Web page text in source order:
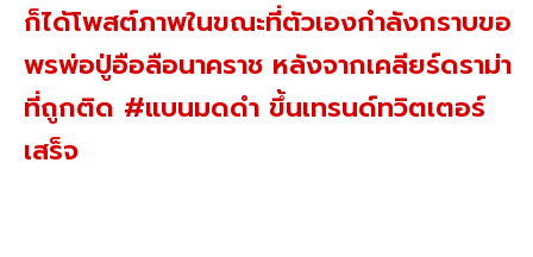
ก็ได้โพสต์ภาพในขณะที่ตัวเองกำลังกราบขอ
พรพ่อปู่อือลือนาคราช หลังจากเคลียร์ดราม่า
ที่ถูกติด #แบนมดดำ ขึ้นเทรนด์ทวิตเตอร์
เสร็จ